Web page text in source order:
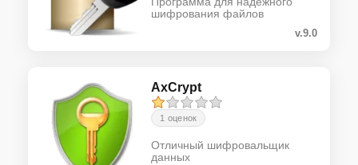
шифрования файлов
v.9.0
AxCrypt
1 оценок
Отличный шифровальщик
данных